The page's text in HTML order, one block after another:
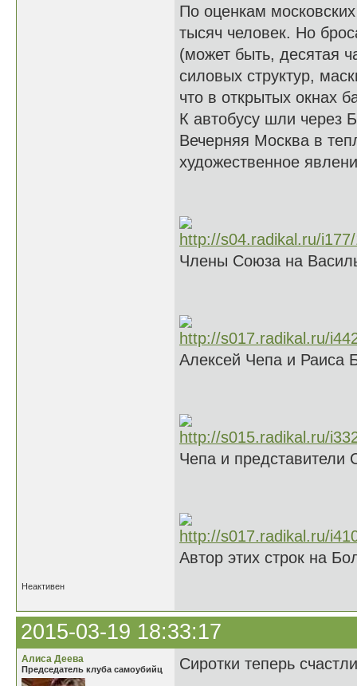
По оценкам
тысяч человек. Но
(может быть, десятая
силовых структур,
что в открытых окнах
К автобусу шли через
Вечерняя Москва в
художественное
Члены Союза на
Алексей Чепа и Раиса
Чепа и представители
Автор этих строк на
Неактивен
2015-03-19 18:33:17
Алиса Деева
Председатель клуба самоубийц Сиротки теперь